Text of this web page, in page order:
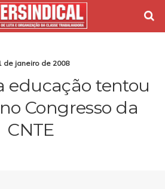
de janeiro de 2008
educação tentou
Congresso da
CNTE